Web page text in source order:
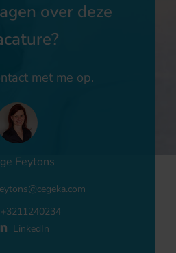
over deze
met me op.
Feytons
+3211240234
LinkedIn